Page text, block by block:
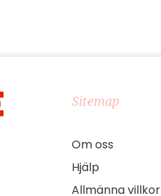
Sitemap
Om oss
Hjälp
Allmänna villkor